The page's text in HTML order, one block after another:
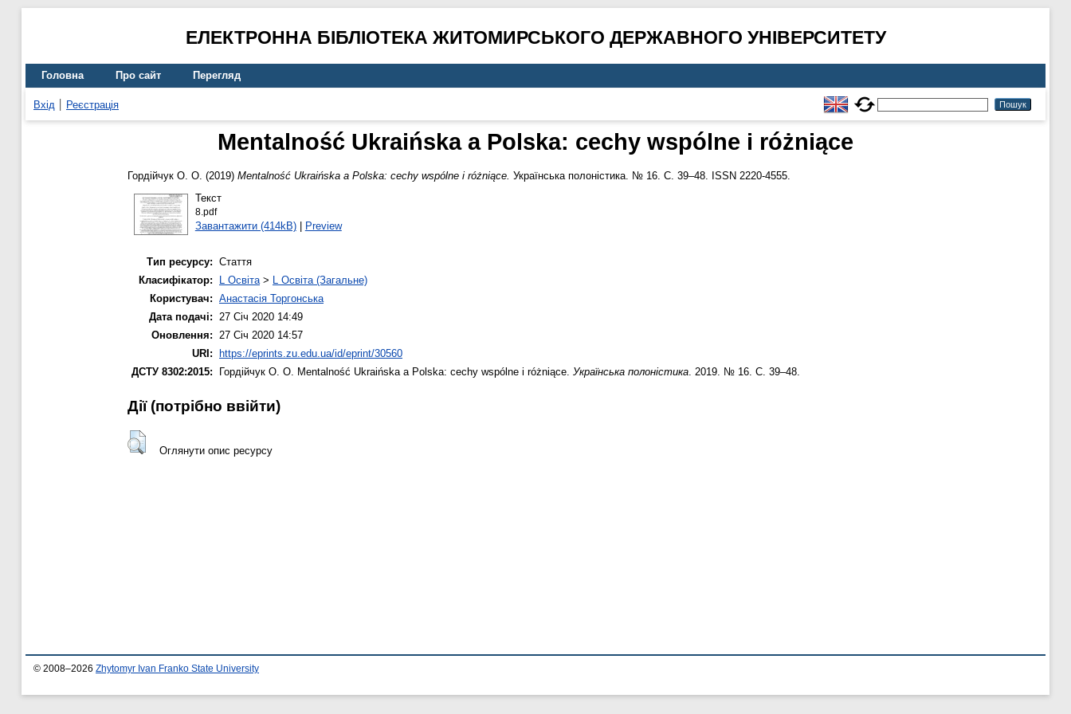
ЕЛЕКТРОННА БІБЛІОТЕКА ЖИТОМИРСЬКОГО ДЕРЖАВНОГО УНІВЕРСИТЕТУ
Головна Про сайт Перегляд
Вхід Реєстрація
Mentalność Ukraińska a Polska: cechy wspólne i różniące
Гордійчук О. О. (2019) Mentalność Ukraińska a Polska: cechy wspólne i różniące. Українська полоністика. № 16. С. 39–48. ISSN 2220-4555.
Текст
8.pdf
Завантажити (414kB)| Preview
Тип ресурсу: Стаття
Класифікатор:
L Освіта> L Освіта (Загальне)
Користувач: Анастасія Торгонська
Дата подачі: 27 Січ 2020 14:49
Оновлення: 27 Січ 2020 14:57
URI:
https://eprints.zu.edu.ua/id/eprint/30560
ДСТУ 8302:2015:
Гордійчук О. О. Mentalność Ukraińska a Polska: cechy wspólne i różniące. Українська полоністика. 2019. № 16. С. 39–48.
Дії ​​(потрібно ввійти)
Оглянути опис ресурсу
© 2008–2026 Zhytomyr Ivan Franko State University